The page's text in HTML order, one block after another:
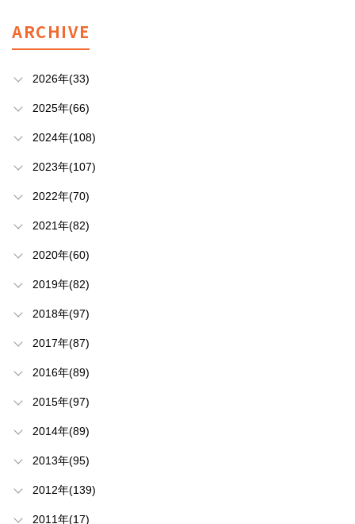
ARCHIVE
2026年(33)
2025年(66)
2024年(108)
2023年(107)
2022年(70)
2021年(82)
2020年(60)
2019年(82)
2018年(97)
2017年(87)
2016年(89)
2015年(97)
2014年(89)
2013年(95)
2012年(139)
2011年(17)